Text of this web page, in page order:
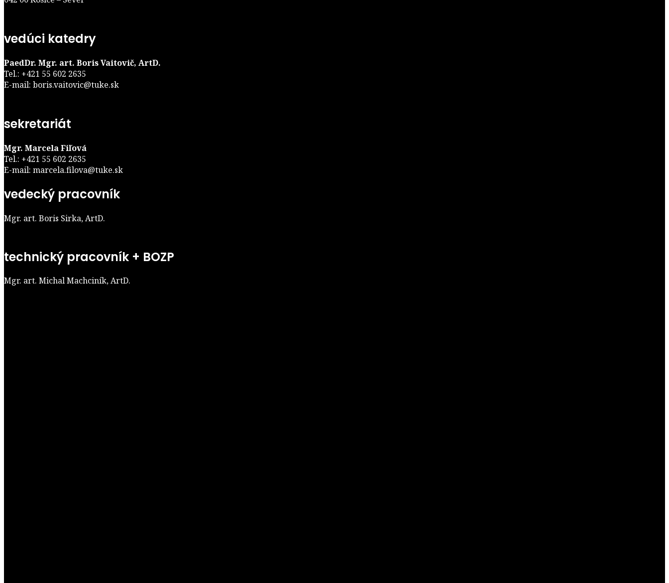
vedúci katedry
PaedDr. Mgr. art. Boris Vaitovič, ArtD.
Tel.: +421 55 602 2635
E-mail: boris.vaitovic@tuke.sk
sekretariát
Mgr. Marcela Fiľová
Tel.: +421 55 602 2635
E-mail: marcela.filova@tuke.sk
vedecký pracovník
Mgr. art. Boris Sirka, ArtD.
technický pracovník + BOZP
Mgr. art. Michal Machciník, ArtD.